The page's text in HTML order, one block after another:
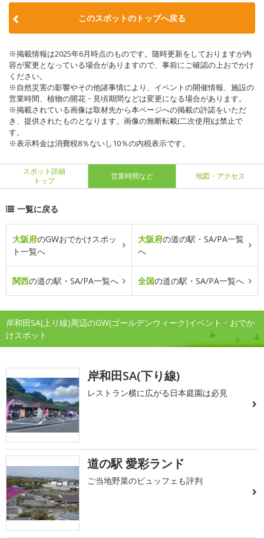
このスポットのトップへ戻る
※掲載情報は2025年6月時点のものです。随時更新をしておりますが内
容が変更となっている場合がありますので、事前にご確認の上おでかけ
ください。
※自然災害の影響やその他諸事情により、イベントの開催情報、施設の
営業時間、植物の開花・見頃期間などは変更になる場合があります。
※掲載されている画像は取材先から本ページへの掲載の許諾をいただ
き、提供されたものとなります。画像の無断転載(二次使用)は禁止で
す。
※表示料金は消費税8％ないし10％の内税表示です。
スポット詳細
トップ
営業時間など 地図・アクセス
一覧に戻る
大阪府のGWおでかけスポッ
ト一覧へ
大阪府の道の駅・SA/PA一覧
へ
関西の道の駅・SA/PA一覧へ 全国の道の駅・SA/PA一覧へ
岸和田SA(上り線)周辺のGW(ゴールデンウィーク)イベント・おでか
けスポット
岸和田SA(下り線)
レストラン横に広がる日本庭園は必見
道の駅 愛彩ランド
ご当地野菜のビュッフェも評判